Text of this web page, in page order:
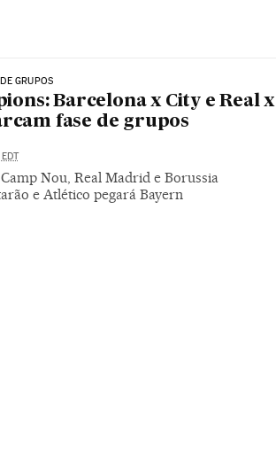
GRUPOS
Barcelona x City e Real x
fase de grupos
EDT
Nou, Real Madrid e Borussia
e Atlético pegará Bayern